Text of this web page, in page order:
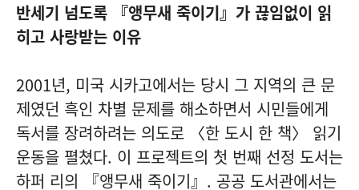
반세기 넘도록 『앵무새 죽이기』가 끊임없이 읽
히고 사랑받는 이유
2001년, 미국 시카고에서는 당시 그 지역의 큰 문
제였던 흑인 차별 문제를 해소하면서 시민들에게
독서를 장려하려는 의도로 〈한 도시 한 책〉 읽기
운동을 펼쳤다. 이 프로젝트의 첫 번째 선정 도서는
하퍼 리의 『앵무새 죽이기』. 공공 도서관에서는